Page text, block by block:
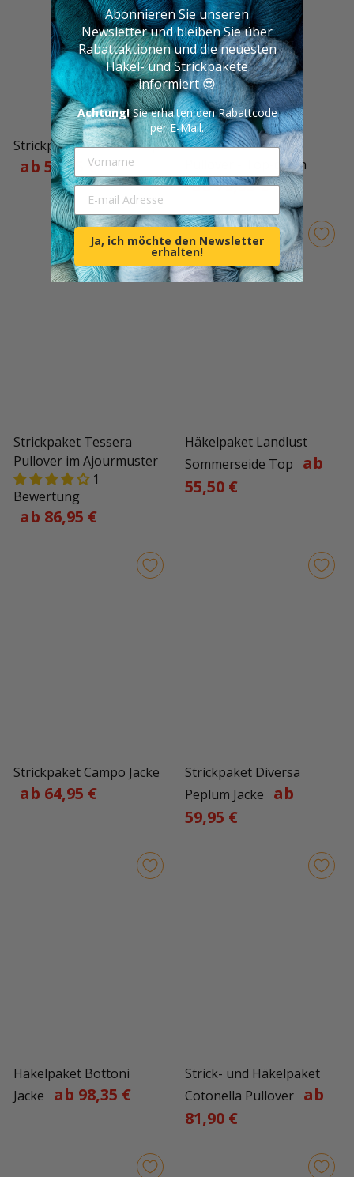
Strickpaket Tessera Top
ab 59,15 €
Strickpaket Tessera
Pullover - Top-down
ab 79,95 €
Strickpaket Tessera
Pullover im Ajourmuster
1
Bewertung
ab 86,95 €
Häkelpaket Landlust
Sommerseide Top
ab
55,50 €
Strickpaket Campo Jacke
ab 64,95 €
Strickpaket Diversa
Peplum Jacke
ab
59,95 €
Häkelpaket Bottoni
Jacke
ab 98,35 €
Strick- und Häkelpaket
Cotonella Pullover ab
81,90 €
Abonnieren Sie unseren
Newsletter und bleiben Sie über
Rabattaktionen und die neuesten
Häkel- und Strickpakete
informiert 😍
Achtung!Sie erhalten den Rabattcode
per E-Mail.
Vorname
E-mail Adresse
Ja, ich möchte den Newsletter
erhalten!